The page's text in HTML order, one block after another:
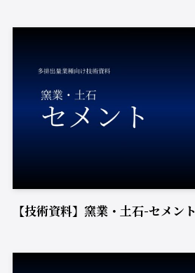
【技術資料】窯業・土石-セメント